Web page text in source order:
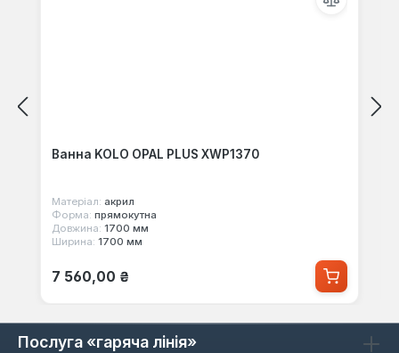
Ванна KOLO OPAL PLUS XWP1370
Матеріал: акрил
Форма: прямокутна
Довжина: 1700 мм
Ширина: 1700 мм
Звичайна ціна:
7 560,00 ₴
Послуга «гаряча лінія»